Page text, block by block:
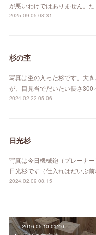
が悪いわけではありません。
2025.09.05 08:31
杉の杢
写真は杢の入った杉です。大
が、目見当でだいたい長さ300
2024.02.22 05:06
日光杉
写真は今日機械鉋（プレーナ
日光杉です（仕入れはだいぶ
2024.02.09 08:15
2016.05.10 01:40